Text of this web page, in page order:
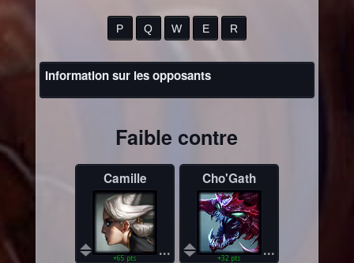
P Q W E R
Information sur les opposants
Faible contre
Camille
...
+65 pts
Cho'Gath
...
+32 pts